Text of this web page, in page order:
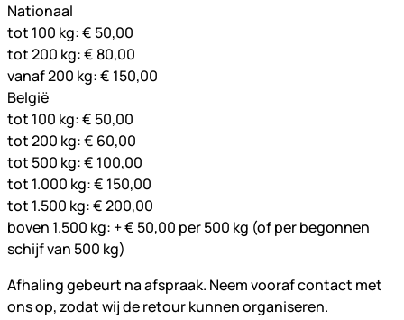
Nationaal
tot 100 kg: € 50,00
tot 200 kg: € 80,00
vanaf 200 kg: € 150,00
België
tot 100 kg: € 50,00
tot 200 kg: € 60,00
tot 500 kg: € 100,00
tot 1.000 kg: € 150,00
tot 1.500 kg: € 200,00
boven 1.500 kg: + € 50,00 per 500 kg (of per begonnen
schijf van 500 kg)
Afhaling gebeurt na afspraak. Neem vooraf contact met
ons op, zodat wij de retour kunnen organiseren.